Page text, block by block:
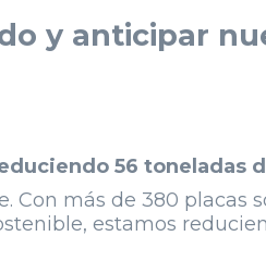
y anticipar
56 toneladas
Con más de 380 placas
estamos